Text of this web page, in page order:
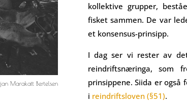
Marakatt Bertelsen
kollektive grupper,
fisket sammen. De var
et konsensus-prinsipp.
I dag ser vi rester av
reindriftsnæringa, som
prinsippene. Siida er
i reindriftsloven (§51).